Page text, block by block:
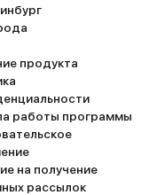
продукта
работы программы
на получение
рассылок